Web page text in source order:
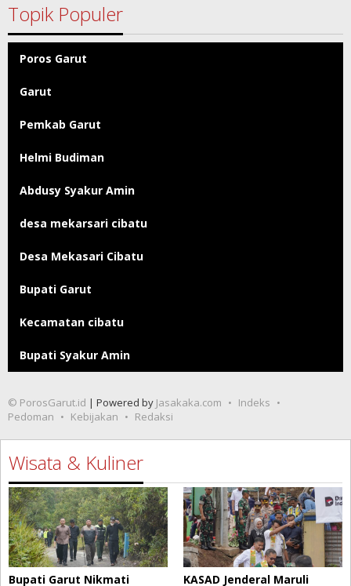
Topik Populer
Poros Garut
Garut
Pemkab Garut
Helmi Budiman
Abdusy Syakur Amin
desa mekarsari cibatu
Desa Mekasari Cibatu
Bupati Garut
Kecamatan cibatu
Bupati Syakur Amin
© PorosGarut.id | Powered by Jasakaka.com
Indeks
Pedoman
Kebijakan Redaksi
Wisata & Kuliner
Bupati Garut Nikmati KASAD Jenderal Maruli